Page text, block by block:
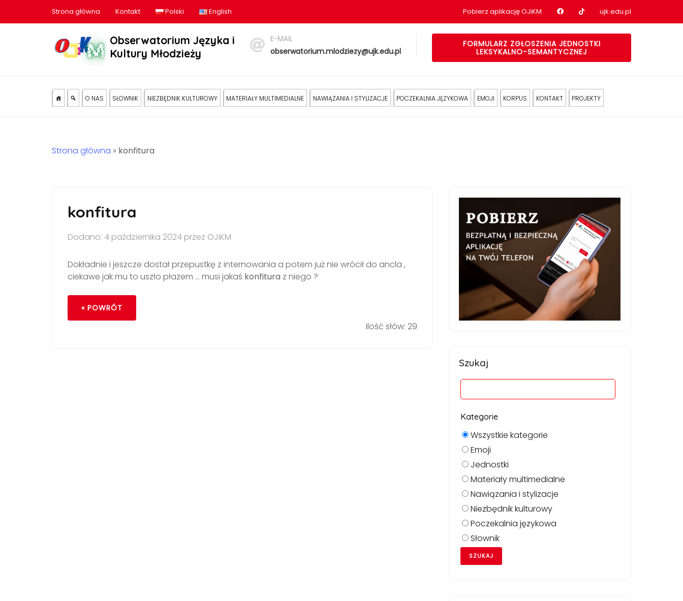
Strona główna Kontakt Polski English Pobierz aplikację OJiKM Nasz profil na Facebook
Nasz profil na tiktok
ujk.edu.pl
Obserwatorium Języka i
Kultury Młodzieży
E-MAIL
obserwatorium.mlodziezy@ujk.edu.pl
FORMULARZ ZGŁOSZENIA JEDNOSTKI
LEKSYKALNO-SEMANTYCZNEJ
O NAS SŁOWNIK NIEZBĘDNIK KULTUROWY MATERIAŁY MULTIMEDIALNE NAWIĄZANIA I STYLIZACJE POCZEKALNIA JĘZYKOWA EMOJI KORPUS KONTAKT PROJEKTY
Strona główna » konfitura
konfitura
Dodano: 4 października 2024 przez OJiKM
Dokładnie i jeszcze dostał przepustkę z internowania a potem już nie wrócił do ancla ,
ciekawe jak mu to uszło płazem … musi jakaś konfitura z niego ?
« POWRÓT
Ilość słów: 29
Szukaj
Kategorie
Wszystkie kategorie
Emoji
Jednostki
Materiały multimedialne
Nawiązania i stylizacje
Niezbędnik kulturowy
Poczekalnia językowa
Słownik